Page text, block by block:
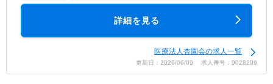
詳細を見る
医療法人杏園会の求人一覧
更新日：2026/06/09 求人番号：9028299